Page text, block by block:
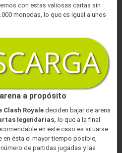
con estas valiosas cartas sin
monedas, lo que es igual a unos
a propósito
Clash Royale deciden bajar de arena
legendarias, lo que a la final
en este caso es situarse
en ésta el mayor tiempo posible,
de partidas jugadas y las